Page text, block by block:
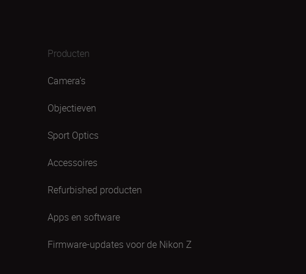
Producten
Camera's
Objectieven
Sport Optics
Accessoires
Refurbished producten
Apps en software
Firmware-updates voor de Nikon Z